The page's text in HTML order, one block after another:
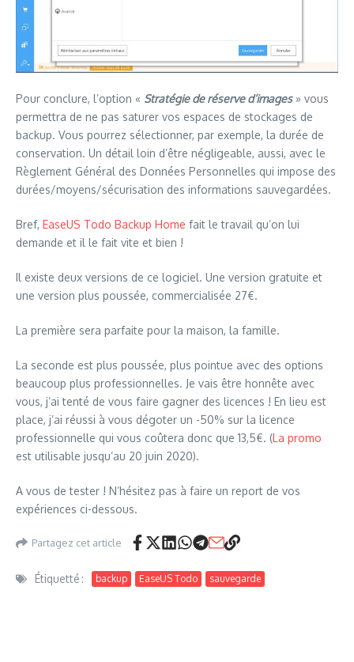
Pour conclure, l’option « Stratégie de réserve d’images» vous
permettra de ne pas saturer vos espaces de stockages de
backup. Vous pourrez sélectionner, par exemple, la durée de
conservation. Un détail loin d’être négligeable, aussi, avec le
Règlement Général des Données Personnelles qui impose des
durées/moyens/sécurisation des informations sauvegardées.
Bref, EaseUS Todo Backup Home fait le travail qu’on lui
demande et il le fait vite et bien !
Il existe deux versions de ce logiciel. Une version gratuite et
une version plus poussée, commercialisée 27€.
La première sera parfaite pour la maison, la famille.
La seconde est plus poussée, plus pointue avec des options
beaucoup plus professionnelles. Je vais être honnête avec
vous, j’ai tenté de vous faire gagner des licences ! En lieu est
place, j’ai réussi à vous dégoter un -50% sur la licence
professionnelle qui vous coûtera donc que 13,5€. (La promo
est utilisable jusqu’au 20 juin 2020).
A vous de tester ! N’hésitez pas à faire un report de vos
expériences ci-dessous.
Partagez cet article
Étiquetté : backup EaseUS Todo sauvegarde